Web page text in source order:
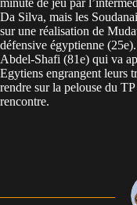
minute de jeu par
Da Silva, mais les
sur une réalisation de
défensive égyptienne
Abdel-Shafi (81e) qui va
Egytiens engrangent leurs
rendre sur la pelouse du
rencontre.